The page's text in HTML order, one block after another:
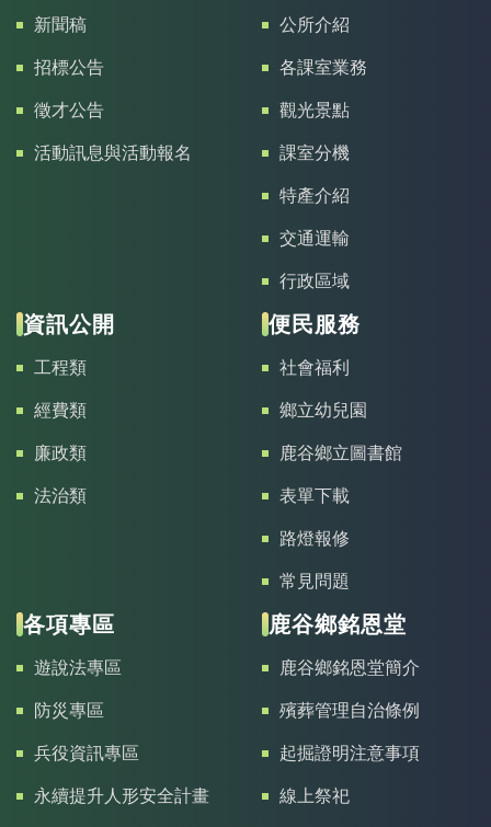
新聞稿
招標公告
徵才公告
活動訊息與活動報名
公所介紹
各課室業務
觀光景點
課室分機
特產介紹
交通運輸
行政區域
資訊公開
工程類
經費類
廉政類
法治類
便民服務
社會福利
鄉立幼兒園
鹿谷鄉立圖書館
表單下載
路燈報修
常見問題
各項專區
遊說法專區
防災專區
兵役資訊專區
永續提升人形安全計畫
鹿谷鄉銘恩堂
鹿谷鄉銘恩堂簡介
殯葬管理自治條例
起掘證明注意事項
線上祭祀